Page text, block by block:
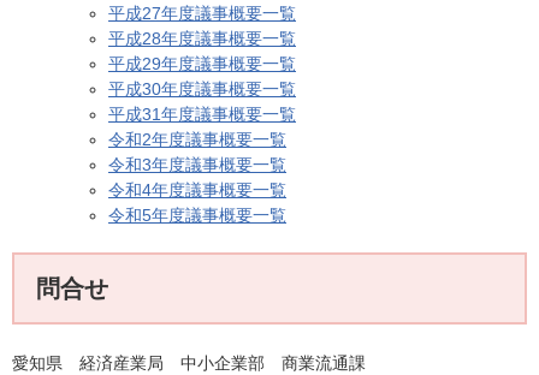
平成27年度議事概要一覧
平成28年度議事概要一覧
平成29年度議事概要一覧
平成30年度議事概要一覧
平成31年度議事概要一覧
令和2年度議事概要一覧
令和3年度議事概要一覧
令和4年度議事概要一覧
令和5年度議事概要一覧
問合せ
愛知県 経済産業局 中小企業部 商業流通課